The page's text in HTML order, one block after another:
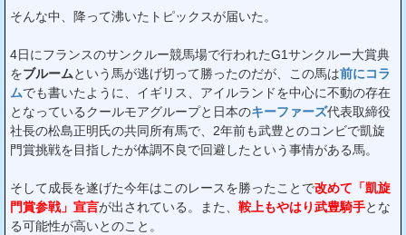
そんな中、降って沸いたトピックスが届いた。
4日にフランスのサンクルー競馬場で行われたG1サンクルー大賞典
をブルームという馬が逃げ切って勝ったのだが、この馬は前にコラ
ムでも書いたように、イギリス、アイルランドを中心に不動の存在
となっているクールモアグループと日本のキーファーズ代表取締役
社長の松島正明氏の共同所有馬で、2年前も武豊とのコンビで凱旋
門賞挑戦を目指したが体調不良で回避したという事情がある馬。
そして成長を遂げた今年はこのレースを勝ったことで改めて「凱旋
門賞参戦」宣言が出されている。また、 鞍上もやはり武豊騎手とな
る可能性が高いとのこと。